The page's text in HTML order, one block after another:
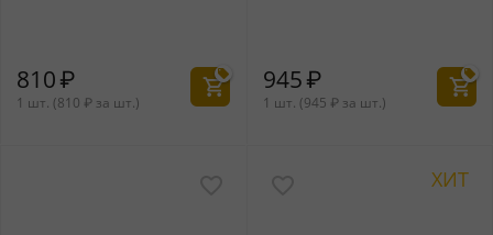
810₽
1 шт. (810 ₽ за шт.)
945₽
1 шт. (945 ₽ за шт.)
ХИТ